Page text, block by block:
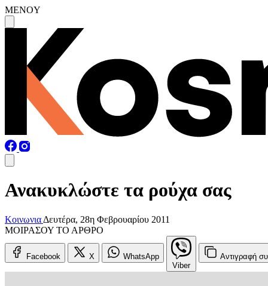
MENOY
Ανακυκλώστε τα ρούχα σας
Κοινωνια Δευτέρα, 28η Φεβρουαρίου 2011
ΜΟΙΡΑΣΟΥ ΤΟ ΑΡΘΡΟ
Facebook X
WhatsApp
Viber
Αντιγραφή